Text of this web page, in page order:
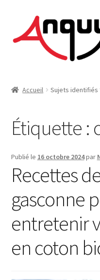
la
contenu
ENFANT
ACCESSOIRES
MAISON & DÉCO
On vous dit tout !
Blog
Accueil Sujets identifiés
Étiquette :
Publié le 16 octobre 2024par
Recettes
gasconne
entretenir
en coton